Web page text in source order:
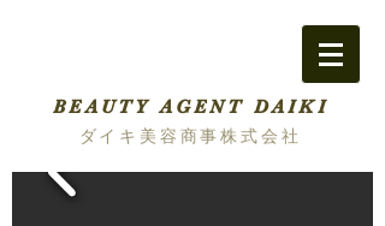
BEAUTY AGENT DAIKI
ダイキ美容商事株式会社